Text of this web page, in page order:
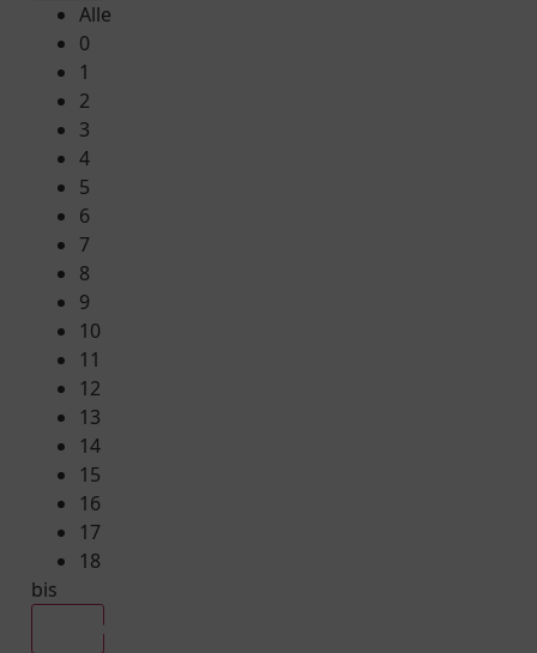
Alle
0
1
2
3
4
5
6
7
8
9
10
11
12
13
14
15
16
17
18
bis